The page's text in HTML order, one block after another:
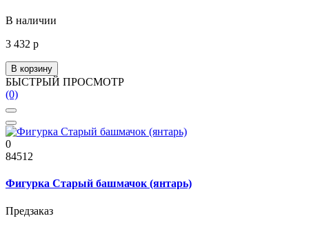
В наличии
3 432 р
В корзину
БЫСТРЫЙ ПРОСМОТР
(0)
0
84512
Фигурка Старый башмачок (янтарь)
Предзаказ